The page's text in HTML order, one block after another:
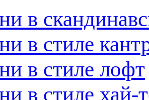
в
в стиле
в стиле лофт
в стиле хай-